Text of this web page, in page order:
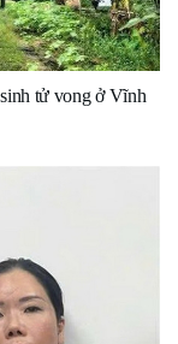
tử vong ở Vĩnh